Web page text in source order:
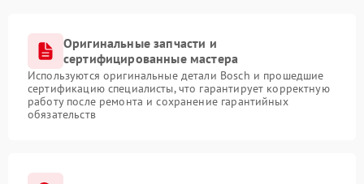
Оригинальные запчасти и
сертифицированные мастера
Используются оригинальные детали Bosch и прошедшие
сертификацию специалисты, что гарантирует корректную
работу после ремонта и сохранение гарантийных
обязательств